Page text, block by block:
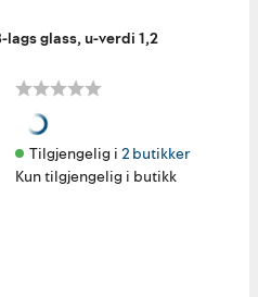
lags glass, u-verdi 1,2
Tilgjengelig i 2 butikker
Kun tilgjengelig i butikk